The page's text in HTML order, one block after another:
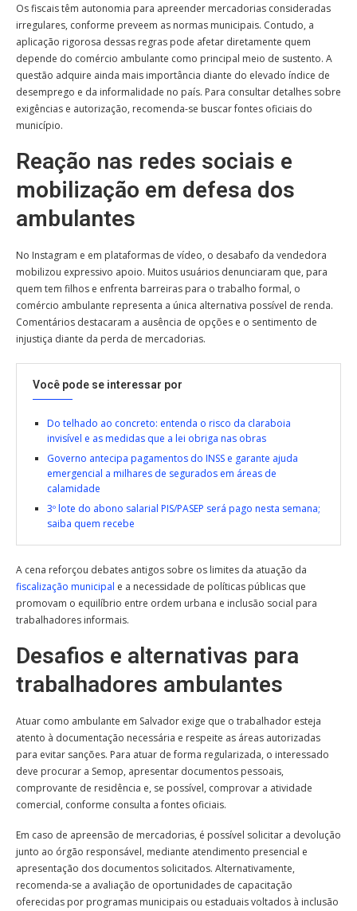
Os fiscais têm autonomia para apreender mercadorias consideradas
irregulares, conforme preveem as normas municipais. Contudo, a
aplicação rigorosa dessas regras pode afetar diretamente quem
depende do comércio ambulante como principal meio de sustento. A
questão adquire ainda mais importância diante do elevado índice de
desemprego e da informalidade no país. Para consultar detalhes sobre
exigências e autorização, recomenda-se buscar fontes oficiais do
município.
Reação nas redes sociais e
mobilização em defesa dos
ambulantes
No Instagram e em plataformas de vídeo, o desabafo da vendedora
mobilizou expressivo apoio. Muitos usuários denunciaram que, para
quem tem filhos e enfrenta barreiras para o trabalho formal, o
comércio ambulante representa a única alternativa possível de renda.
Comentários destacaram a ausência de opções e o sentimento de
injustiça diante da perda de mercadorias.
Você pode se interessar por
Do telhado ao concreto: entenda o risco da claraboia
invisível e as medidas que a lei obriga nas obras
Governo antecipa pagamentos do INSS e garante ajuda
emergencial a milhares de segurados em áreas de
calamidade
3º lote do abono salarial PIS/PASEP será pago nesta semana;
saiba quem recebe
A cena reforçou debates antigos sobre os limites da atuação da
fiscalização municipal e a necessidade de políticas públicas que
promovam o equilíbrio entre ordem urbana e inclusão social para
trabalhadores informais.
Desafios e alternativas para
trabalhadores ambulantes
Atuar como ambulante em Salvador exige que o trabalhador esteja
atento à documentação necessária e respeite as áreas autorizadas
para evitar sanções. Para atuar de forma regularizada, o interessado
deve procurar a Semop, apresentar documentos pessoais,
comprovante de residência e, se possível, comprovar a atividade
comercial, conforme consulta a fontes oficiais.
Em caso de apreensão de mercadorias, é possível solicitar a devolução
junto ao órgão responsável, mediante atendimento presencial e
apresentação dos documentos solicitados. Alternativamente,
recomenda-se a avaliação de oportunidades de capacitação
oferecidas por programas municipais ou estaduais voltados à inclusão